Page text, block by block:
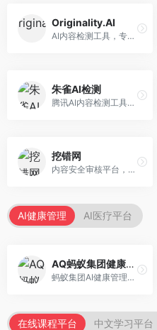
Originality.AI
AI内容检测工具，专注于内容原创性验证。面向内容创作者和出版商，提供AI检测、抄袭检测、批量分析等服务，检测精度高。
朱雀AI检测
腾讯AI内容检测工具，专注于中文内容识别。面向中文用户，提供AI内容检测、文本分析、报告生成等服务，中文检测专业。
挖错网
内容安全审核平台，专注于违规内容检测。面向企业和平台，提供内容审核、敏感词检测、风险预警等服务，安全审核专业。
AI健康管理 AI医疗平台
AQ蚂蚁集团健康管家
蚂蚁集团AI健康管理服务，专注于个人健康监测。面向个人用户，提供健康评估、慢病管理、健康建议等服务，健康管理便捷。
在线课程平台 中文学习平台